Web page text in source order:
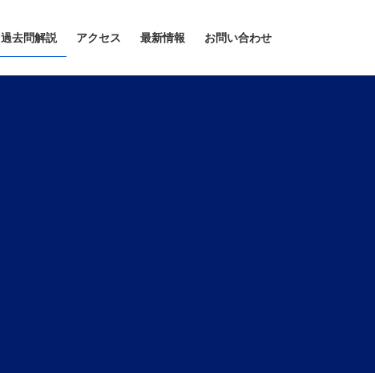
過去問解説 アクセス 最新情報 お問い合わせ